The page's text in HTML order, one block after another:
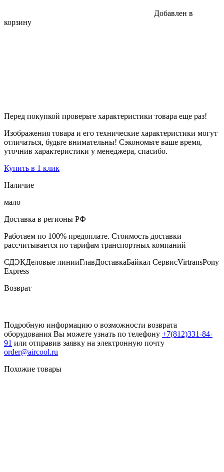
Добавлен в
корзину
Перед покупкой проверьте характеристики товара еще раз!
Изображения товара и его технические характеристики могут
отличаться, будьте внимательны! Сэкономьте ваше время,
уточнив характеристики у менеджера, спасибо.
Купить в 1 клик
Наличие
мало
Доставка в регионы РФ
Работаем по 100% предоплате. Стоимость доставки
рассчитывается по тарифам транспортных компаний
СДЭКДеловые линииГлавДоставкаБайкал СервисVirtransPony
Express
Возврат
Подробную информацию о возможности возврата
оборудования Вы можете узнать по телефону +7(812)331-84-
91 или отправив заявку на электронную почту
order@aircool.ru
Похожие товары